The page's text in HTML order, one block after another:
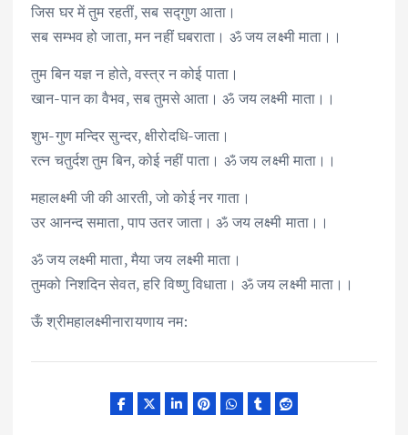
जिस घर में तुम रहतीं, सब सद्गुण आता।
सब सम्भव हो जाता, मन नहीं घबराता। ॐ जय लक्ष्मी माता।।
तुम बिन यज्ञ न होते, वस्त्र न कोई पाता।
खान-पान का वैभव, सब तुमसे आता। ॐ जय लक्ष्मी माता।।
शुभ-गुण मन्दिर सुन्दर, क्षीरोदधि-जाता।
रत्न चतुर्दश तुम बिन, कोई नहीं पाता। ॐ जय लक्ष्मी माता।।
महालक्ष्मी जी की आरती, जो कोई नर गाता।
उर आनन्द समाता, पाप उतर जाता। ॐ जय लक्ष्मी माता।।
ॐ जय लक्ष्मी माता, मैया जय लक्ष्मी माता।
तुमको निशदिन सेवत, हरि विष्णु विधाता। ॐ जय लक्ष्मी माता।।
ऊँ श्रीमहालक्ष्मीनारायणाय नम: